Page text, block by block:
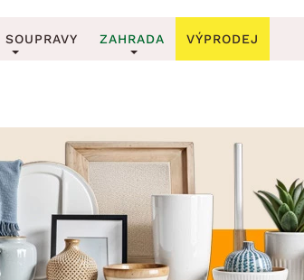
Věšáky na klíče
Stojany na deštníky
Stojany na noviny
Stojany na oblečení
Zobrazit vše
sedací soupravy
soupravy 3-2-1
soupravy na míru
ZAHRADA
Zahradní židle a křesla
Zahradní lavice
Zahradní stoly
Zahradní houpačky
Zahradní lehátka
VÝPRODEJ